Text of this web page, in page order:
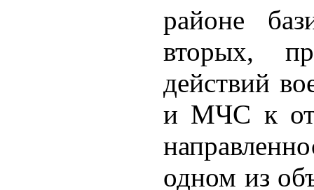
районе
вторых,
действий
и МЧС к
одном из